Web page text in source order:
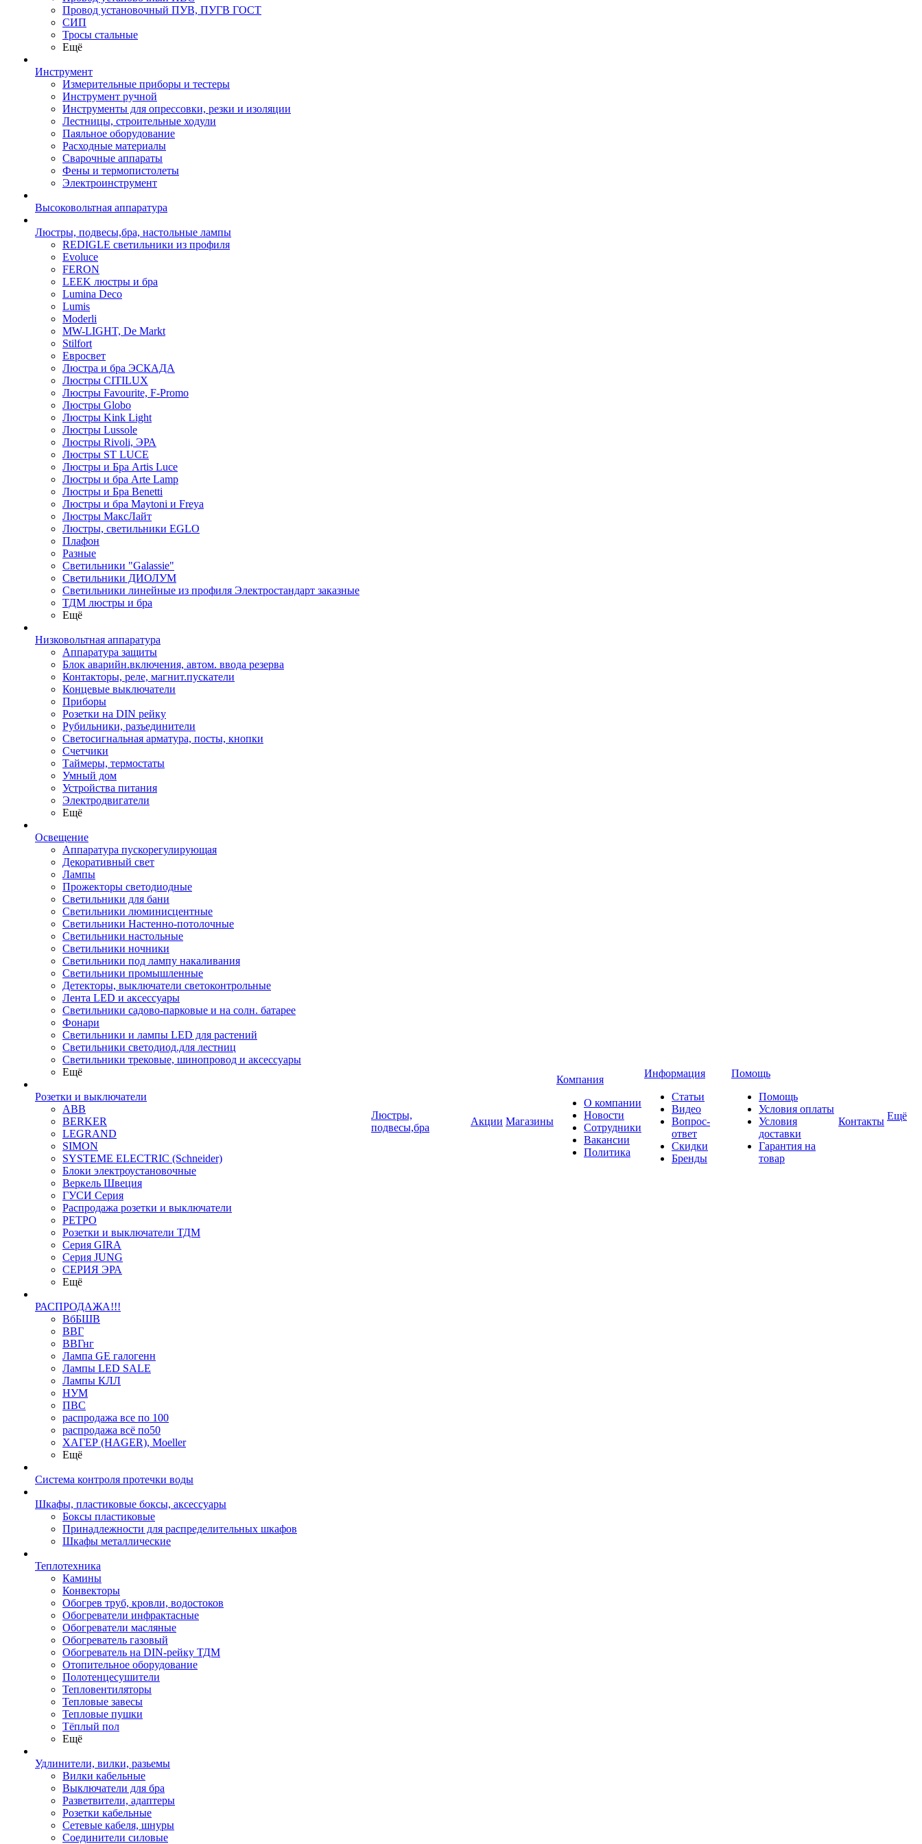
Провод установочный ПУВ, ПУГВ ГОСТ
СИП
Тросы стальные
Ещё
Инструмент
Измерительные приборы и тестеры
Инструмент ручной
Инструменты для опрессовки, резки и изоляции
Лестницы, строительные ходули
Паяльное оборудование
Расходные материалы
Сварочные аппараты
Фены и термопистолеты
Электроинструмент
Высоковольтная аппаратура
Люстры, подвесы,бра, настольные лампы
REDIGLE светильники из профиля
Evoluce
FERON
LEEK люстры и бра
Lumina Deco
Lumis
Moderli
MW-LIGHT, De Markt
Stilfort
Евросвет
Люстра и бра ЭСКАДА
Люстры CITILUX
Люстры Favourite, F-Promo
Люстры Globo
Люстры Kink Light
Люстры Lussole
Люстры Rivoli, ЭРА
Люстры ST LUCE
Люстры и Бра Artis Luce
Люстры и бра Arte Lamp
Люстры и Бра Benetti
Люстры и бра Maytoni и Freya
Люстры МаксЛайт
Люстры, светильники EGLO
Плафон
Разные
Светильники "Galassie"
Светильники ДИОЛУМ
Светильники линейные из профиля Электростандарт заказные
ТДМ люстры и бра
Ещё
Низковольтная аппаратура
Аппаратура защиты
Блок аварийн.включения, автом. ввода резерва
Контакторы, реле, магнит.пускатели
Концевые выключатели
Приборы
Розетки на DIN рейку
Рубильники, разъединители
Светосигнальная арматура, посты, кнопки
Счетчики
Таймеры, термостаты
Умный дом
Устройства питания
Электродвигатели
Ещё
Освещение
Аппаратура пускорегулирующая
Декоративный свет
Лампы
Прожекторы светодиодные
Светильники для бани
Светильники люминисцентные
Светильники Настенно-потолочные
Светильники настольные
Светильники ночники
Светильники под лампу накаливания
Светильники промышленные
Детекторы, выключатели светоконтрольные
Лента LED и аксессуары
Светильники садово-парковые и на солн. батарее
Фонари
Светильники и лампы LED для растений
Светильники светодиод.для лестниц
Светильники трековые, шинопровод и аксессуары
Ещё
Розетки и выключатели
ABB
BERKER
LEGRAND
SIMON
SYSTEME ELECTRIC (Schneider)
Блоки электроустановочные
Веркель Швеция
ГУСИ Серия
Распродажа розетки и выключатели
РЕТРО
Розетки и выключатели ТДМ
Серия GIRA
Серия JUNG
СЕРИЯ ЭРА
Ещё
РАСПРОДАЖА!!!
ВбБШВ
ВВГ
ВВГнг
Лампа GE галогенн
Лампы LED SALE
Лампы КЛЛ
НУМ
ПВС
распродажа все по 100
распродажа всё по50
ХАГЕР (HAGER), Moeller
Ещё
Система контроля протечки воды
Шкафы, пластиковые боксы, аксессуары
Боксы пластиковые
Принадлежности для распределительных шкафов
Шкафы металлические
Теплотехника
Камины
Конвекторы
Обогрев труб, кровли, водостоков
Обогреватели инфрактасные
Обогреватели масляные
Обогреватель газовый
Обогреватель на DIN-рейку ТДМ
Отопительное оборудование
Полотенцесушители
Тепловентиляторы
Тепловые завесы
Тепловые пушки
Тёплый пол
Ещё
Удлинители, вилки, разьемы
Вилки кабельные
Выключатели для бра
Разветвители, адаптеры
Розетки кабельные
Сетевые кабеля, шнуры
Соединители силовые
Люстры,
подвесы,бра
Акции Магазины
Компания
О компании
Новости
Сотрудники
Вакансии
Политика
Информация
Статьи
Видео
Вопрос-
ответ
Скидки
Бренды
Помощь
Помощь
Условия оплаты
Условия
доставки
Гарантия на
товар
Контакты Ещё